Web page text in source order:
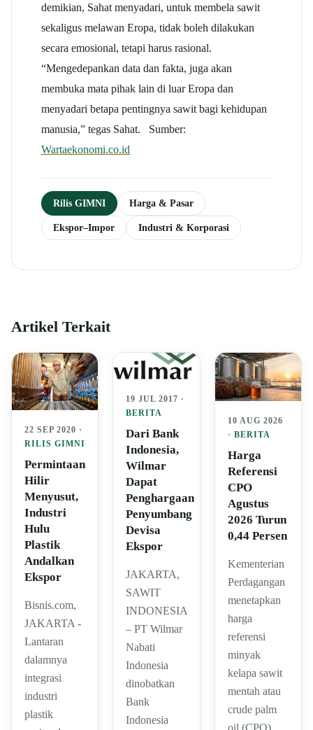
demikian, Sahat menyadari, untuk membela sawit
sekaligus melawan Eropa, tidak boleh dilakukan
secara emosional, tetapi harus rasional.
“Mengedepankan data dan fakta, juga akan
membuka mata pihak lain di luar Eropa dan
menyadari betapa pentingnya sawit bagi kehidupan
manusia,” tegas Sahat. Sumber:
Wartaekonomi.co.id
Rilis GIMNI Harga & Pasar
Ekspor–Impor Industri & Korporasi
Artikel Terkait
22 SEP 2020 ·
RILIS GIMNI
Permintaan
Hilir
Menyusut,
Industri
Hulu
Plastik
Andalkan
Ekspor
Bisnis.com,
JAKARTA -
Lantaran
dalamnya
integrasi
industri
plastik
19 JUL 2017 ·
BERITA
Dari Bank
Indonesia,
Wilmar
Dapat
Penghargaan
Penyumbang
Devisa
Ekspor
JAKARTA,
SAWIT
INDONESIA
– PT Wilmar
Nabati
Indonesia
dinobatkan
Bank
Indonesia
10 AUG 2026
· BERITA
Harga
Referensi
CPO
Agustus
2026 Turun
0,44 Persen
Kementerian
Perdagangan
menetapkan
harga
referensi
minyak
kelapa sawit
mentah atau
crude palm